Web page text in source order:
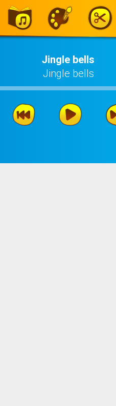
Jingle bells
Jingle bells